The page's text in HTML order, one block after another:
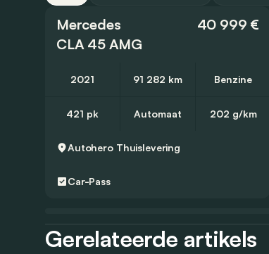
Mercedes
CLA 45 AMG
40 999 €
2021 91 282 km Benzine
421 pk Automaat 202 g/km
Autohero Thuislevering
Car-Pass
Gerelateerde artikels